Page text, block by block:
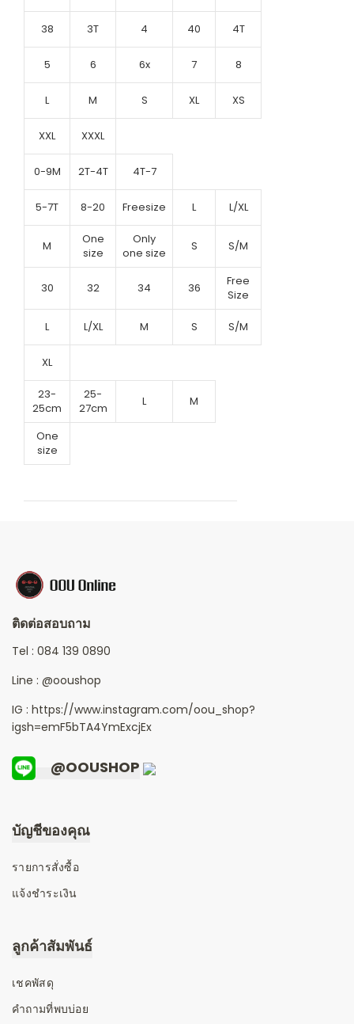
38 3T 4 40 4T
5 6 6x 7 8
L M S XL XS
XXL XXXL
0-9M 2T-4T 4T-7
5-7T 8-20 Freesize L L/XL
M
One
size
Only
one size
S S/M
30 32 34 36
Free
Size
L L/XL M S S/M
XL
23-
25cm
25-
27cm
L M
One
size
ติดต่อสอบถาม
Tel : 084 139 0890
Line : @ooushop
IG : https://www.instagram.com/oou_shop?
igsh=emF5bTA4YmExcjEx
@OOUSHOP
บัญชีของคุณ
รายการสั่งซื้อ
แจ้งชำระเงิน
ลูกค้าสัมพันธ์
เชคพัสดุ
คำถามที่พบบ่อย